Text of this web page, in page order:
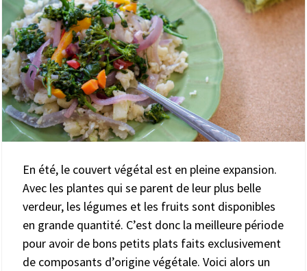
En été, le couvert végétal est en pleine expansion.
Avec les plantes qui se parent de leur plus belle
verdeur, les légumes et les fruits sont disponibles
en grande quantité. C’est donc la meilleure période
pour avoir de bons petits plats faits exclusivement
de composants d’origine végétale. Voici alors un